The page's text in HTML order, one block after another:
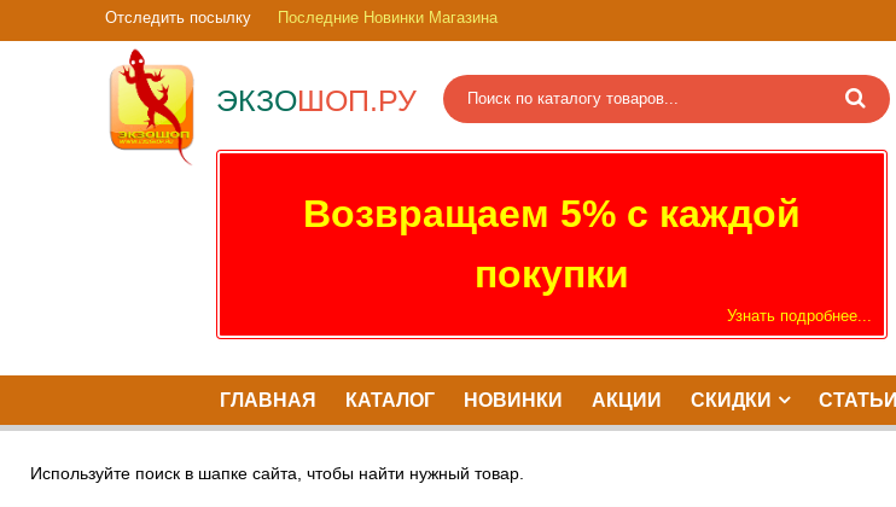
Отследить посылку Последние Новинки Магазина
ЭКЗОШОП.РУ
Возвращаем 5% с каждой
покупки
Узнать подробнее...
ГЛАВНАЯ КАТАЛОГ НОВИНКИ АКЦИИ СКИДКИ СТАТЬИ
Используйте поиск в шапке сайта, чтобы найти нужный товар.